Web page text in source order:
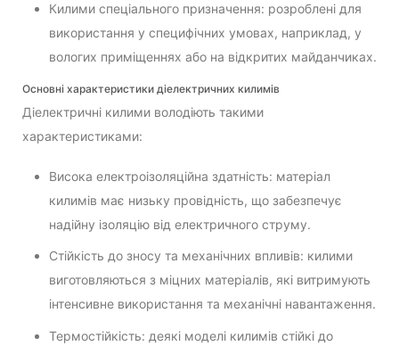
Килими спеціального призначення: розроблені для
використання у специфічних умовах, наприклад, у
вологих приміщеннях або на відкритих майданчиках.
Основні характеристики діелектричних килимів
Діелектричні килими володіють такими
характеристиками:
Висока електроізоляційна здатність: матеріал
килимів має низьку провідність, що забезпечує
надійну ізоляцію від електричного струму.
Стійкість до зносу та механічних впливів: килими
виготовляються з міцних матеріалів, які витримують
інтенсивне використання та механічні навантаження.
Термостійкість: деякі моделі килимів стійкі до